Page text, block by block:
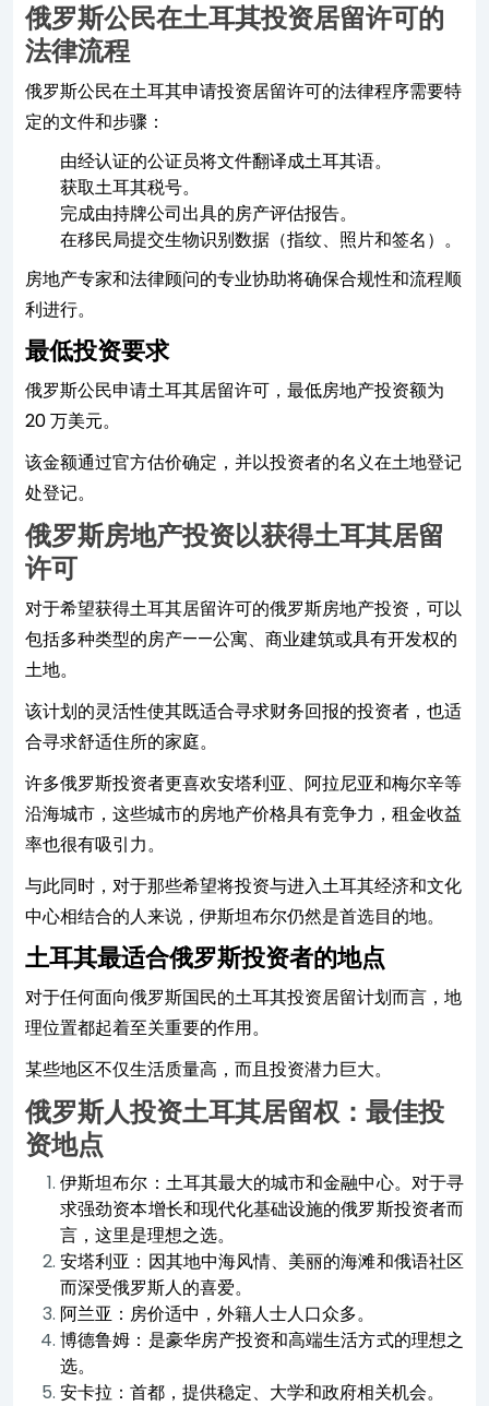
俄罗斯公民在土耳其投资居留许可的
法律流程
俄罗斯公民在土耳其申请投资居留许可的法律程序需要特
定的文件和步骤：
由经认证的公证员将文件翻译成土耳其语。
获取土耳其税号。
完成由持牌公司出具的房产评估报告。
在移民局提交生物识别数据（指纹、照片和签名）。
房地产专家和法律顾问的专业协助将确保合规性和流程顺
利进行。
最低投资要求
俄罗斯公民申请土耳其居留许可，最低房地产投资额为
20 万美元。
该金额通过官方估价确定，并以投资者的名义在土地登记
处登记。
俄罗斯房地产投资以获得土耳其居留
许可
对于希望获得土耳其居留许可的俄罗斯房地产投资，可以
包括多种类型的房产——公寓、商业建筑或具有开发权的
土地。
该计划的灵活性使其既适合寻求财务回报的投资者，也适
合寻求舒适住所的家庭。
许多俄罗斯投资者更喜欢安塔利亚、阿拉尼亚和梅尔辛等
沿海城市，这些城市的房地产价格具有竞争力，租金收益
率也很有吸引力。
与此同时，对于那些希望将投资与进入土耳其经济和文化
中心相结合的人来说，伊斯坦布尔仍然是首选目的地。
土耳其最适合俄罗斯投资者的地点
对于任何面向俄罗斯国民的土耳其投资居留计划而言，地
理位置都起着至关重要的作用。
某些地区不仅生活质量高，而且投资潜力巨大。
俄罗斯人投资土耳其居留权：最佳投
资地点
伊斯坦布尔：土耳其最大的城市和金融中心。对于寻
求强劲资本增长和现代化基础设施的俄罗斯投资者而
言，这里是理想之选。
安塔利亚：因其地中海风情、美丽的海滩和俄语社区
而深受俄罗斯人的喜爱。
阿兰亚：房价适中，外籍人士人口众多。
博德鲁姆：是豪华房产投资和高端生活方式的理想之
选。
安卡拉：首都，提供稳定、大学和政府相关机会。